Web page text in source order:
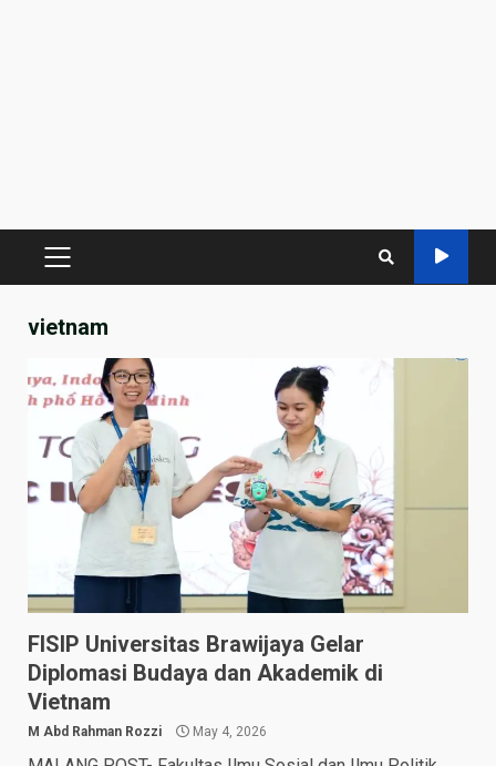
PRIMARY
vietnam
FISIP Universitas Brawijaya Gelar
Diplomasi Budaya dan Akademik di
Vietnam
M Abd Rahman Rozzi May 4, 2026